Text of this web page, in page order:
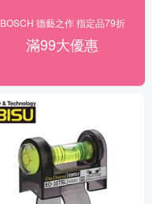
BOSCH 德藝之作 指定品79折
滿99大優惠